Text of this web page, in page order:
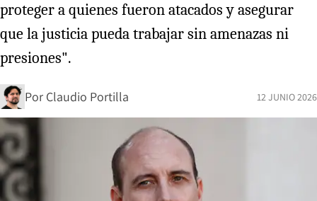
proteger a quienes fueron atacados y asegurar
que la justicia pueda trabajar sin amenazas ni
presiones".
Por Claudio Portilla 12 JUNIO 2026